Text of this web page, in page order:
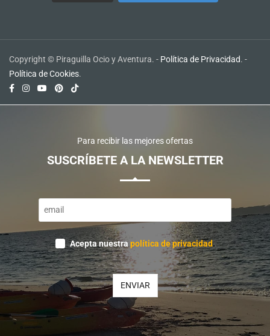
Copyright © Piraguilla Ocio y Aventura. - Política de Privacidad. -
Política de Cookies.
Para recibir las mejores ofertas
SUSCRÍBETE A LA NEWSLETTER
*
Acepta nuestra política de privacidad.
ENVIAR